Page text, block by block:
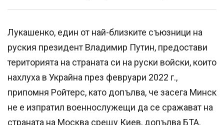
Лукашенко, един от най-близките съюзници на
руския президент Владимир Путин, предостави
територията на страната си на руски войски, които
нахлуха в Украйна през февруари 2022 г.,
припомня Ройтерс, като допълва, че засега Минск
не е изпратил военнослужещи да се сражават на
страната на Москва срещу Киев, допълва БТА.